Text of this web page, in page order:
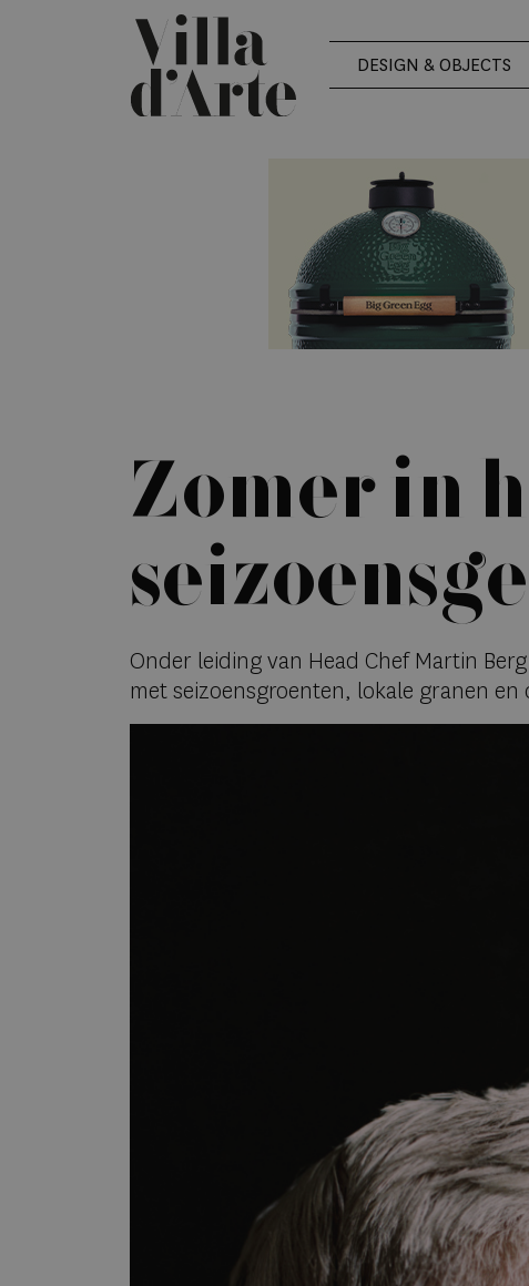
DESIGN & OBJECTS
Zomer in
Onder leiding van Head Chef Martin
met seizoensgroenten, lokale granen